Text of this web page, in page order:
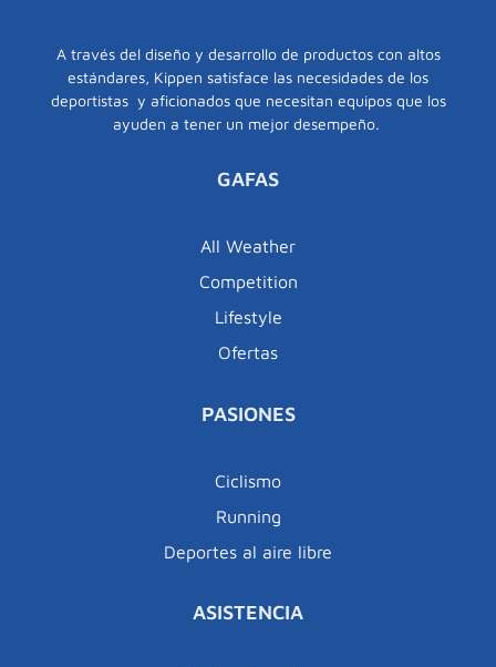
A través del diseño y desarrollo de productos con altos
estándares, Kippen satisface las necesidades de los
deportistas y aficionados que necesitan equipos que los
ayuden a tener un mejor desempeño.
GAFAS
All Weather
Competition
Lifestyle
Ofertas
PASIONES
Ciclismo
Running
Deportes al aire libre
ASISTENCIA